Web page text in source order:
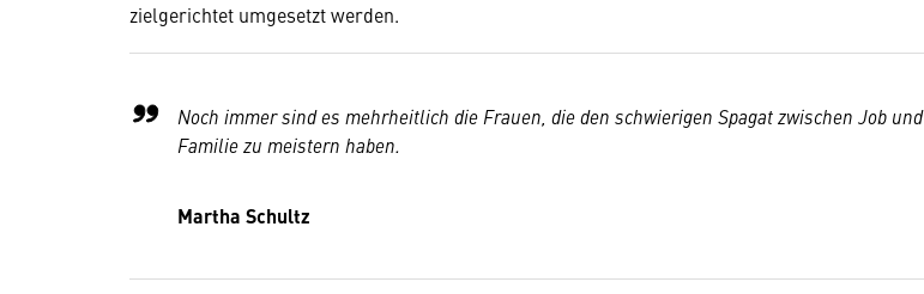
zielgerichtet umgesetzt werden.
Noch immer sind es mehrheitlich die Frauen, die den schwierigen Spagat zwischen Job und
Familie zu meistern haben.
Martha Schultz